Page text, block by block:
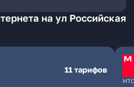
на ул Российская
11 тарифов
МТС